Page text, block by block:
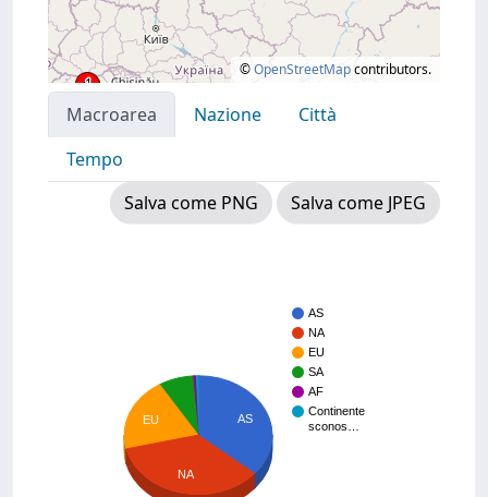
©OpenStreetMapcontributors.
Macroarea Nazione
Città
Tempo
Salva come PNG
Salva come JPEG
AS
NA
EU
SA
AF
Continente
sconos…
AS
EU
NA